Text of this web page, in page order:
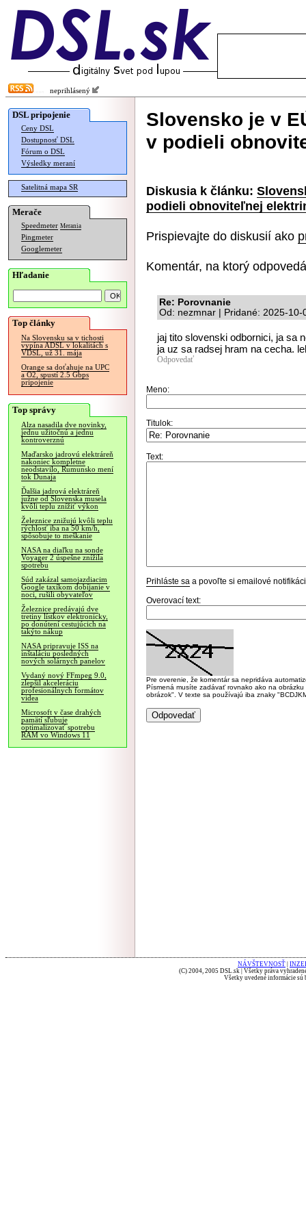
neprihlásený
DSL pripojenie
Ceny DSL
Dostupnosť DSL
Fórum o DSL
Výsledky meraní
Satelitná mapa SR
Merače
Speedmeter Merania
Pingmeter
Googlemeter
Hľadanie
Top články
Na Slovensku sa v tichosti
vypína ADSL v lokalitách s
VDSL, už 31. mája
Orange sa doťahuje na UPC
a O2, spustí 2.5 Gbps
pripojenie
Top správy
Alza nasadila dve novinky,
jednu užitočnú a jednu
kontroverznú
Maďarsko jadrovú elektráreň
nakoniec kompletne
neodstavilo, Rumunsko mení
tok Dunaja
Ďalšia jadrová elektráreň
južne od Slovenska musela
kvôli teplu znížiť výkon
Železnice znižujú kvôli teplu
rýchlosť iba na 50 km/h,
spôsobuje to meškanie
NASA na diaľku na sonde
Voyager 2 úspešne znížila
spotrebu
Súd zakázal samojazdiacim
Google taxíkom dobíjanie v
noci, rušili obyvateľov
Železnice predávajú dve
tretiny lístkov elektronicky,
po donútení cestujúcich na
takýto nákup
NASA pripravuje ISS na
inštaláciu posledných
nových solárnych panelov
Vydaný nový FFmpeg 9.0,
zlepšil akceleráciu
profesionálnych formátov
videa
Microsoft v čase drahých
pamätí sľubuje
optimalizovať spotrebu
RAM vo Windows 11
Slovensko je v
v podieli
Diskusia k článku:
podieli obnoviteľnej
Prispievajte do diskusií ako
Komentár, na ktorý
Re: Porovnanie
Od: nezmnar | Pridané: 2025-10-
jaj tito slovenski odbornici, ja sa
ja uz sa radsej hram na cecha.
Odpovedať
Meno:
Titulok:
Text:
Prihláste sa a povoľte si emailové
Overovací text:
Pre overenie, že komentár sa nepridáva
Písmená musíte zadávať rovnako ako na
obrázok". V texte sa používajú iba znaky
NÁVŠTEVNOSŤ
(C) 2004, 2005 DSL.sk | Všetky práva
Všetky uvedené informácie sú